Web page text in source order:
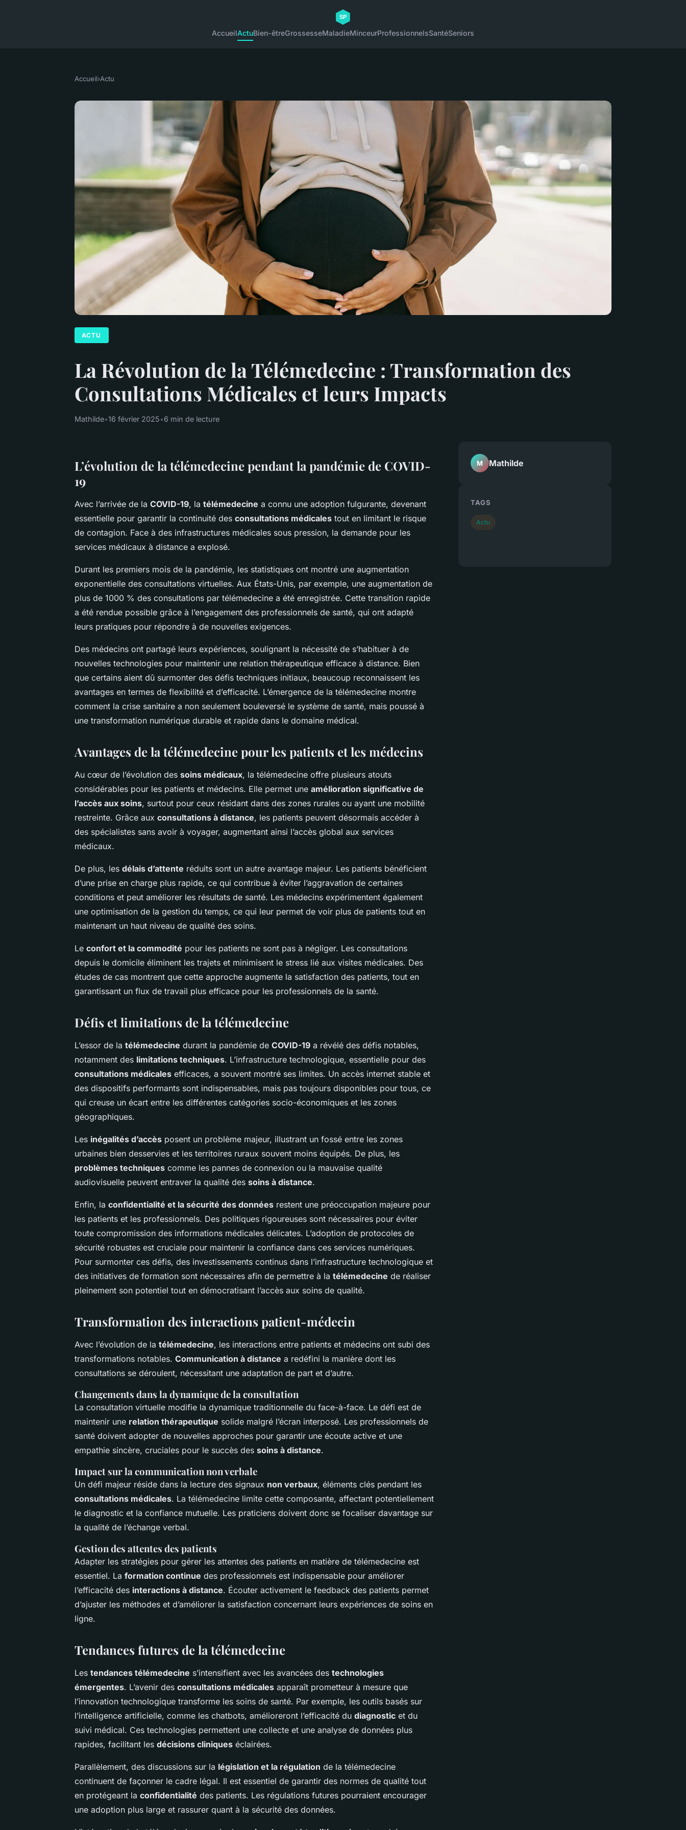
AccueilActuBien-êtreGrossesseMaladieMinceurProfessionnelsSantéSeniors
Accueil›Actu
ACTU
La Révolution de la Télémedecine : Transformation des
Consultations Médicales et leurs Impacts
Mathilde•16 février 2025•6 min de lecture
L’évolution de la télémedecine pendant la pandémie de COVID-
19
Avec l’arrivée de la COVID-19, la télémedecine a connu une adoption fulgurante, devenant
essentielle pour garantir la continuité des consultations médicales tout en limitant le risque
de contagion. Face à des infrastructures médicales sous pression, la demande pour les
services médicaux à distance a explosé.
Durant les premiers mois de la pandémie, les statistiques ont montré une augmentation
exponentielle des consultations virtuelles. Aux États-Unis, par exemple, une augmentation de
plus de 1000 % des consultations par télémedecine a été enregistrée. Cette transition rapide
a été rendue possible grâce à l’engagement des professionnels de santé, qui ont adapté
leurs pratiques pour répondre à de nouvelles exigences.
Des médecins ont partagé leurs expériences, soulignant la nécessité de s’habituer à de
nouvelles technologies pour maintenir une relation thérapeutique efficace à distance. Bien
que certains aient dû surmonter des défis techniques initiaux, beaucoup reconnaissent les
avantages en termes de flexibilité et d’efficacité. L’émergence de la télémedecine montre
comment la crise sanitaire a non seulement bouleversé le système de santé, mais poussé à
une transformation numérique durable et rapide dans le domaine médical.
Avantages de la télémedecine pour les patients et les médecins
Au cœur de l’évolution des soins médicaux, la télémedecine offre plusieurs atouts
considérables pour les patients et médecins. Elle permet une amélioration significative de
l’accès aux soins, surtout pour ceux résidant dans des zones rurales ou ayant une mobilité
restreinte. Grâce aux consultations à distance, les patients peuvent désormais accéder à
des spécialistes sans avoir à voyager, augmentant ainsi l’accès global aux services
médicaux.
De plus, les délais d’attente réduits sont un autre avantage majeur. Les patients bénéficient
d’une prise en charge plus rapide, ce qui contribue à éviter l’aggravation de certaines
conditions et peut améliorer les résultats de santé. Les médecins expérimentent également
une optimisation de la gestion du temps, ce qui leur permet de voir plus de patients tout en
maintenant un haut niveau de qualité des soins.
Le confort et la commodité pour les patients ne sont pas à négliger. Les consultations
depuis le domicile éliminent les trajets et minimisent le stress lié aux visites médicales. Des
études de cas montrent que cette approche augmente la satisfaction des patients, tout en
garantissant un flux de travail plus efficace pour les professionnels de la santé.
Défis et limitations de la télémedecine
L’essor de la télémedecine durant la pandémie de COVID-19 a révélé des défis notables,
notamment des limitations techniques. L’infrastructure technologique, essentielle pour des
consultations médicales efficaces, a souvent montré ses limites. Un accès internet stable et
des dispositifs performants sont indispensables, mais pas toujours disponibles pour tous, ce
qui creuse un écart entre les différentes catégories socio-économiques et les zones
géographiques.
Les inégalités d’accès posent un problème majeur, illustrant un fossé entre les zones
urbaines bien desservies et les territoires ruraux souvent moins équipés. De plus, les
problèmes techniques comme les pannes de connexion ou la mauvaise qualité
audiovisuelle peuvent entraver la qualité des soins à distance.
Enfin, la confidentialité et la sécurité des données restent une préoccupation majeure pour
les patients et les professionnels. Des politiques rigoureuses sont nécessaires pour éviter
toute compromission des informations médicales délicates. L’adoption de protocoles de
sécurité robustes est cruciale pour maintenir la confiance dans ces services numériques.
Pour surmonter ces défis, des investissements continus dans l’infrastructure technologique et
des initiatives de formation sont nécessaires afin de permettre à la télémedecine de réaliser
pleinement son potentiel tout en démocratisant l’accès aux soins de qualité.
Transformation des interactions patient-médecin
Avec l’évolution de la télémedecine, les interactions entre patients et médecins ont subi des
transformations notables. Communication à distance a redéfini la manière dont les
consultations se déroulent, nécessitant une adaptation de part et d’autre.
Changements dans la dynamique de la consultation
La consultation virtuelle modifie la dynamique traditionnelle du face-à-face. Le défi est de
maintenir une relation thérapeutique solide malgré l’écran interposé. Les professionnels de
santé doivent adopter de nouvelles approches pour garantir une écoute active et une
empathie sincère, cruciales pour le succès des soins à distance.
Impact sur la communication non verbale
Un défi majeur réside dans la lecture des signaux non verbaux, éléments clés pendant les
consultations médicales. La télémedecine limite cette composante, affectant potentiellement
le diagnostic et la confiance mutuelle. Les praticiens doivent donc se focaliser davantage sur
la qualité de l’échange verbal.
Gestion des attentes des patients
Adapter les stratégies pour gérer les attentes des patients en matière de télémedecine est
essentiel. La formation continue des professionnels est indispensable pour améliorer
l’efficacité des interactions à distance. Écouter activement le feedback des patients permet
d’ajuster les méthodes et d’améliorer la satisfaction concernant leurs expériences de soins en
ligne.
Tendances futures de la télémedecine
Les tendances télémedecine s’intensifient avec les avancées des technologies
émergentes. L’avenir des consultations médicales apparaît prometteur à mesure que
l’innovation technologique transforme les soins de santé. Par exemple, les outils basés sur
l’intelligence artificielle, comme les chatbots, amélioreront l’efficacité du diagnostic et du
suivi médical. Ces technologies permettent une collecte et une analyse de données plus
rapides, facilitant les décisions cliniques éclairées.
Parallèlement, des discussions sur la législation et la régulation de la télémedecine
continuent de façonner le cadre légal. Il est essentiel de garantir des normes de qualité tout
en protégeant la confidentialité des patients. Les régulations futures pourraient encourager
une adoption plus large et rassurer quant à la sécurité des données.
M Mathilde
TAGS
Actu